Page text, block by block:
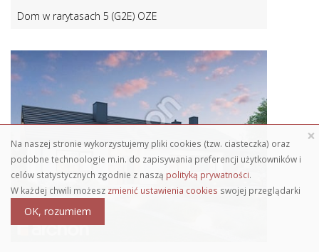
Dom w rarytasach 5 (G2E) OZE
×
Na naszej stronie wykorzystujemy pliki cookies (tzw. ciasteczka) oraz
podobne technoologie m.in. do zapisywania preferencji użytkowników i
celów statystycznych zgodnie z naszą polityką prywatności.
W każdej chwili możesz zmienić ustawienia cookies swojej przeglądarki
OK, rozumiem